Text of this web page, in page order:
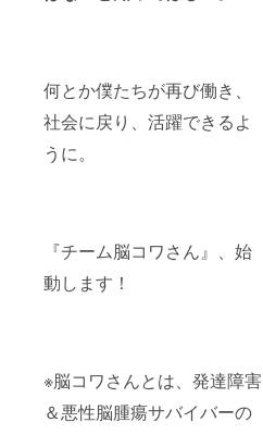
何とか僕たちが再び働き、
社会に戻り、活躍できるよ
うに。
『チーム脳コワさん』、始
動します！
※脳コワさんとは、発達障害
＆悪性脳腫瘍サバイバーの